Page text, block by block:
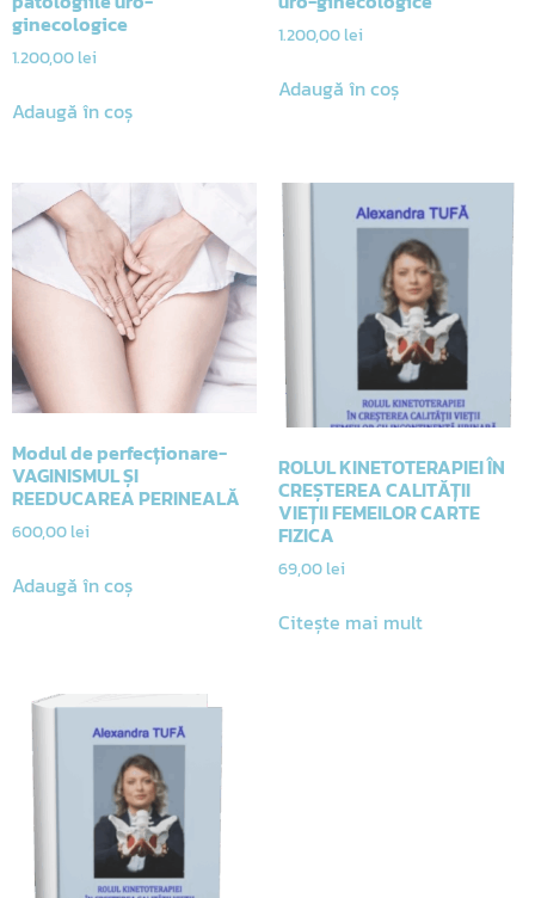
ginecologice
1.200,00 lei
Adaugă în coș
1.200,00 lei
Adaugă în coș
Modul de perfecționare-
VAGINISMUL ȘI
REEDUCAREA PERINEALĂ
600,00 lei
Adaugă în coș
ROLUL KINETOTERAPIEI ÎN
CREȘTEREA CALITĂȚII
VIEȚII FEMEILOR CARTE
FIZICA
69,00 lei
Citește mai mult